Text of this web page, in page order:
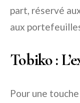
part, réservé
aux
Tobiko :
Pour une